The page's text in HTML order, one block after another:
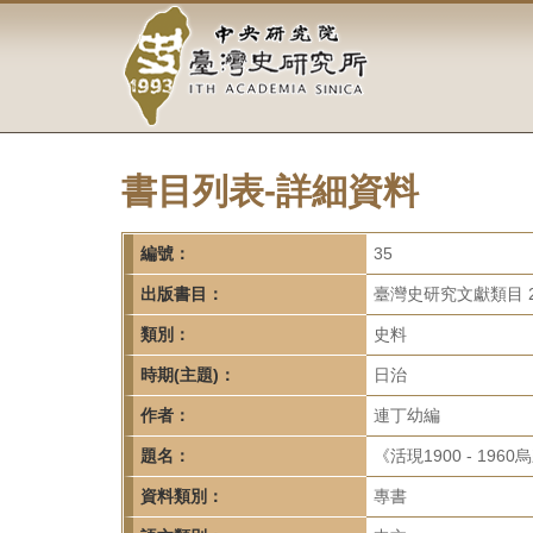
容
中
央
研
究
院-
臺
灣
史
研
究
所-
書目列表-詳細資料
編號： 35
出版書目： 臺灣史研究文獻類目
類別： 史料
時期(主題)： 日治
作者： 連丁幼編
題名： 《活現1900 - 1960
資料類別： 專書